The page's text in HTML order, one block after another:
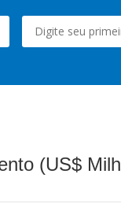
(US$